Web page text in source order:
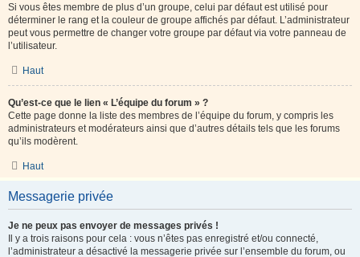
Si vous êtes membre de plus d’un groupe, celui par défaut est utilisé pour
déterminer le rang et la couleur de groupe affichés par défaut. L’administrateur
peut vous permettre de changer votre groupe par défaut via votre panneau de
l’utilisateur.
Haut
Qu’est-ce que le lien « L’équipe du forum » ?
Cette page donne la liste des membres de l’équipe du forum, y compris les
administrateurs et modérateurs ainsi que d’autres détails tels que les forums
qu’ils modèrent.
Haut
Messagerie privée
Je ne peux pas envoyer de messages privés !
Il y a trois raisons pour cela : vous n’êtes pas enregistré et/ou connecté,
l’administrateur a désactivé la messagerie privée sur l’ensemble du forum, ou